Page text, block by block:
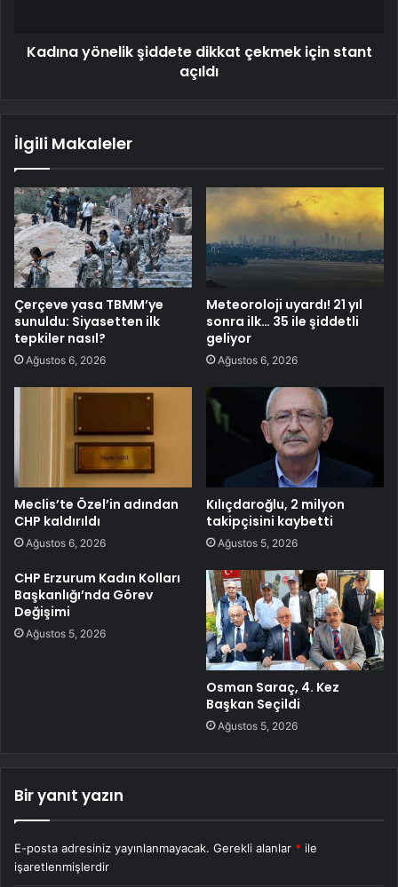
Kadına yönelik şiddete dikkat çekmek için stant
açıldı
İlgili Makaleler
Çerçeve yasa TBMM’ye
sunuldu: Siyasetten ilk
tepkiler nasıl?
Ağustos 6, 2026
Meteoroloji uyardı! 21 yıl
sonra ilk… 35 ile şiddetli
geliyor
Ağustos 6, 2026
Meclis’te Özel’in adından
CHP kaldırıldı
Ağustos 6, 2026
Kılıçdaroğlu, 2 milyon
takipçisini kaybetti
Ağustos 5, 2026
CHP Erzurum Kadın Kolları
Başkanlığı’nda Görev
Değişimi
Ağustos 5, 2026
Osman Saraç, 4. Kez
Başkan Seçildi
Ağustos 5, 2026
Bir yanıt yazın
E-posta adresiniz yayınlanmayacak. Gerekli alanlar * ile
işaretlenmişlerdir